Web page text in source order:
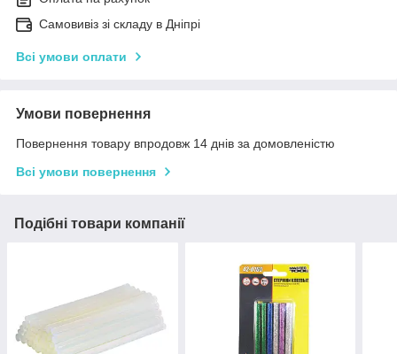
Самовивіз зі складу в Дніпрі
Всі умови оплати
Умови повернення
Повернення товару впродовж 14 днів за домовленістю
Всі умови повернення
Подібні товари компанії